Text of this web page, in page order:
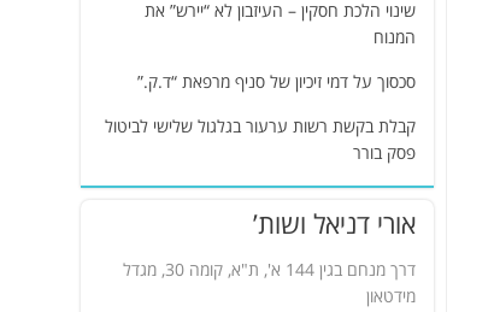
שינוי הלכת חסקין – העיזבון לא “יירש” את
המנוח
סכסוך על דמי זיכיון של סניף מרפאת “ד.ק.”
קבלת בקשת רשות ערעור בגלגול שלישי לביטול
פסק בורר
אורי דניאל ושות’
דרך מנחם בגין 144 א', ת"א, קומה 30, מגדל
מידטאון